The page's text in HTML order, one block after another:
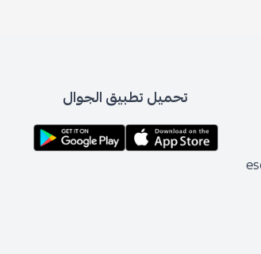
تحميل تطبيق الجوال